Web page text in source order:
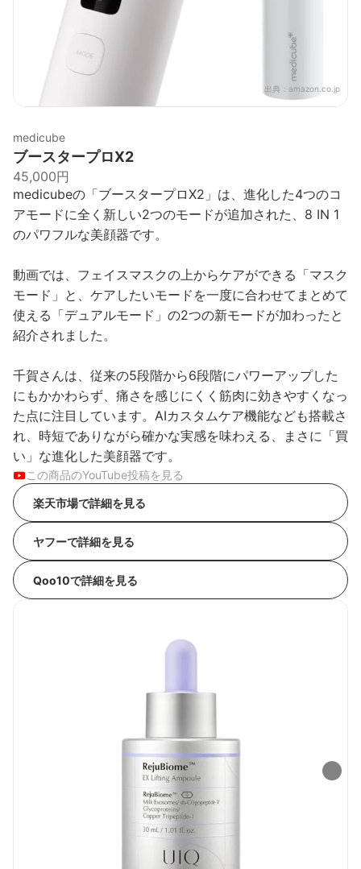
出典： amazon.co.jp
medicube
ブースタープロX2
45,000円
medicubeの「ブースタープロX2」は、進化した4つのコ
アモードに全く新しい2つのモードが追加された、8 IN 1
のパワフルな美顔器です。
動画では、フェイスマスクの上からケアができる「マスク
モード」と、ケアしたいモードを一度に合わせてまとめて
使える「デュアルモード」の2つの新モードが加わったと
紹介されました。
千賀さんは、従来の5段階から6段階にパワーアップした
にもかかわらず、痛さを感じにくく筋肉に効きやすくなっ
た点に注目しています。AIカスタムケア機能なども搭載さ
れ、時短でありながら確かな実感を味わえる、まさに「買
い」な進化した美顔器です。
この商品のYouTube投稿を見る
楽天市場で詳細を見る
ヤフーで詳細を見る
Qoo10で詳細を見る